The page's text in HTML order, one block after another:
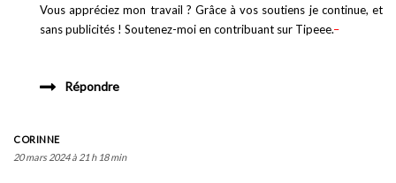
Vous appréciez mon travail ? Grâce à vos soutiens je continue, et
sans publicités ! Soutenez-moi en contribuant sur Tipeee.–
Répondre
CORINNE
20 mars 2024 à 21 h 18 min